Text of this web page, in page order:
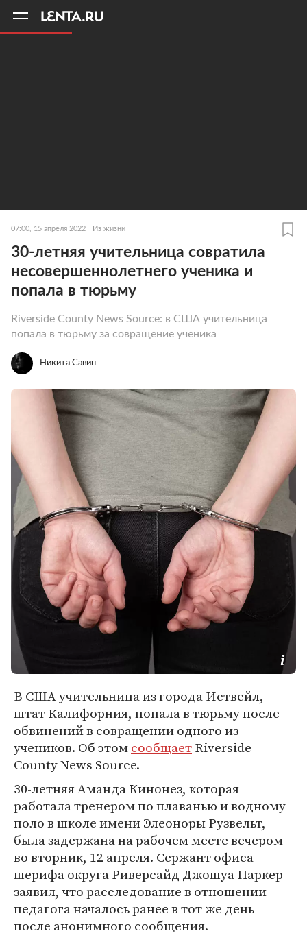
07:00, 15 апреля 2022 Из жизни
30-летняя учительница совратила
несовершеннолетнего ученика и
попала в тюрьму
Riverside County News Source: в США учительница
попала в тюрьму за совращение ученика
Никита Савин
В США учительница из города Иствейл,
штат Калифорния, попала в тюрьму после
обвинений в совращении одного из
учеников. Об этомсообщаетRiverside
County News Source.
30-летняя Аманда Кинонез, которая
работала тренером по плаванью и водному
поло в школе имени Элеоноры Рузвельт,
была задержана на рабочем месте вечером
во вторник, 12 апреля. Сержант офиса
шерифа округа Риверсайд Джошуа Паркер
заявил, что расследование в отношении
педагога началось ранее в тот же день
после анонимного сообщения.